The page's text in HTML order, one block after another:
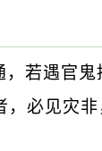
若遇官
必见灾